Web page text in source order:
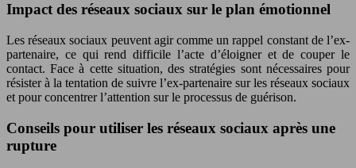
Impact des réseaux sociaux sur le plan émotionnel
Les réseaux sociaux peuvent agir comme un rappel constant de l’ex-
partenaire, ce qui rend difficile l’acte d’éloigner et de couper le
contact. Face à cette situation, des stratégies sont nécessaires pour
résister à la tentation de suivre l’ex-partenaire sur les réseaux sociaux
et pour concentrer l’attention sur le processus de guérison.
Conseils pour utiliser les réseaux sociaux après une
rupture